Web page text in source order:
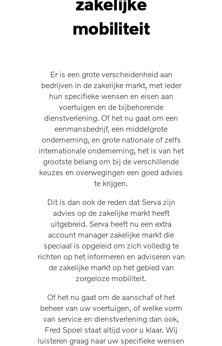
mobiliteit
Er is een grote verscheidenheid aan
bedrijven in de zakelijke markt, met ieder
hun specifieke wensen en eisen aan
voertuigen en de bijbehorende
dienstverlening. Of het nu gaat om een
eenmansbedrijf, een middelgrote
onderneming, en grote nationale of zelfs
internationale onderneming, het is van het
grootste belang om bij de verschillende
keuzes en overwegingen een goed advies
te krijgen.
Dit is dan ook de reden dat Serva zijn
advies op de zakelijke markt heeft
uitgebreid. Serva heeft nu een extra
account manager zakelijke markt die
speciaal is opgeleid om zich volledig te
richten op het informeren en adviseren van
de zakelijke markt op het gebied van
zorgeloze mobiliteit.
Of het nu gaat om de aanschaf of het
beheer van uw voertuigen, of welke vorm
van service en dienstverlening dan ook,
Fred Spoel staat altijd voor u klaar. Wij
luisteren graag naar uw specifieke wensen